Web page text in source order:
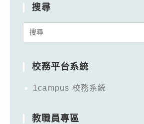
搜尋
Search
校務平台系統
1campus 校務系統
教職員專區